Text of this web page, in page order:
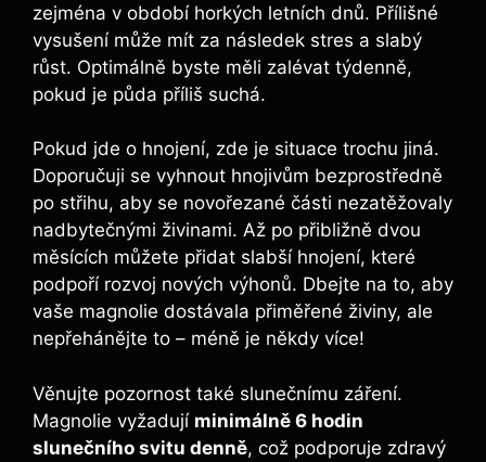
zejména v období ⁢horkých letních dnů. Přílišné
vysušení‌ může mít za⁢ následek ⁤stres a slabý
⁤růst.​ Optimálně‍ byste měli zalévat týdenně,‍
pokud⁢ je půda⁣ příliš suchá.
Pokud jde o hnojení, zde je situace trochu jiná.
Doporučuji se ⁢vyhnout hnojivům bezprostředně
po ​střihu,⁢ aby se novořezané části⁣ nezatěžovaly
⁢nadbytečnými ‍živinami.⁤ Až po‍ přibližně‌ dvou
měsících můžete přidat slabší hnojení, které
⁢podpoří rozvoj ​nových výhonů. Dbejte na to, aby
vaše⁢ magnolie ⁤dostávala⁢ přiměřené živiny, ale ​
nepřehánějte to – méně je někdy více!
Věnujte ⁣pozornost také slunečnímu záření.
Magnolie vyžadují minimálně​ 6 hodin
slunečního‍ svitu denně, což podporuje zdravý